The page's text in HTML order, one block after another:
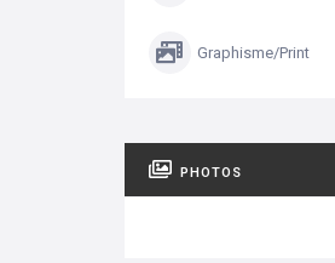
Graphisme/Print
PHOTOS